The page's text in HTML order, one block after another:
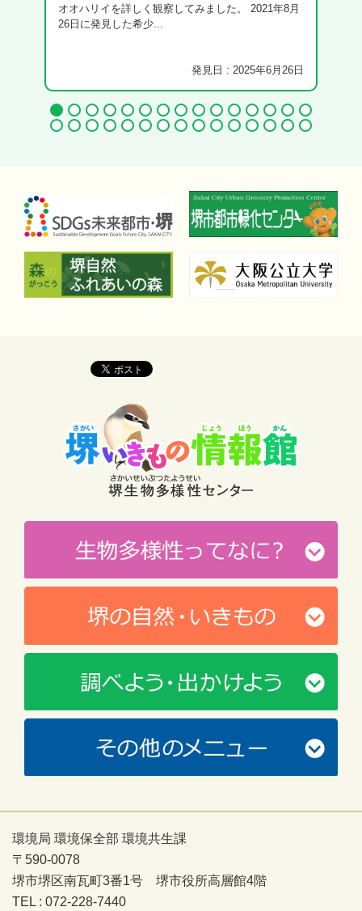
オオハリイを詳しく観察してみました。 2021年8月
26日に発見した希少...
発見日 : 2025年6月26日
環境局 環境保全部 環境共生課
〒590-0078
堺市堺区南瓦町3番1号 堺市役所高層館4階
TEL : 072-228-7440